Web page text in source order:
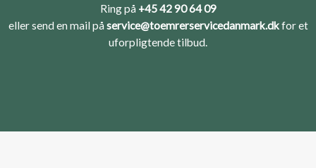
Ring på +45 42 90 64 09
eller send en mail på service@toemrerservicedanmark.dkfor et
uforpligtende tilbud.